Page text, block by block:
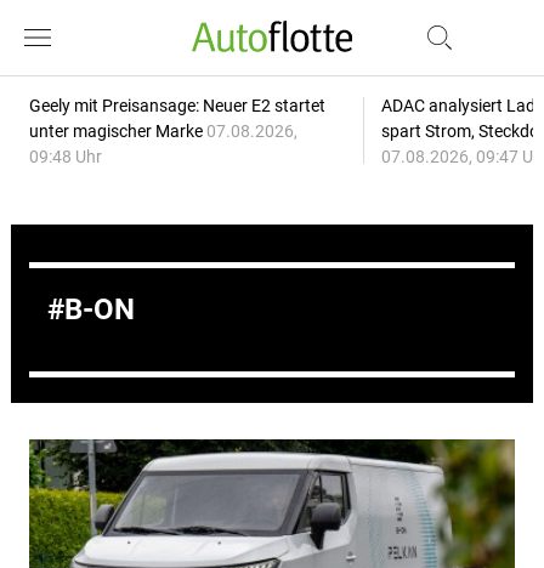
Geely mit Preisansage: Neuer E2 startet
unter magischer Marke 07.08.2026,
09:48 Uhr
ADAC analysiert
spart Strom,
07.08.2026, 09:47
B-ON